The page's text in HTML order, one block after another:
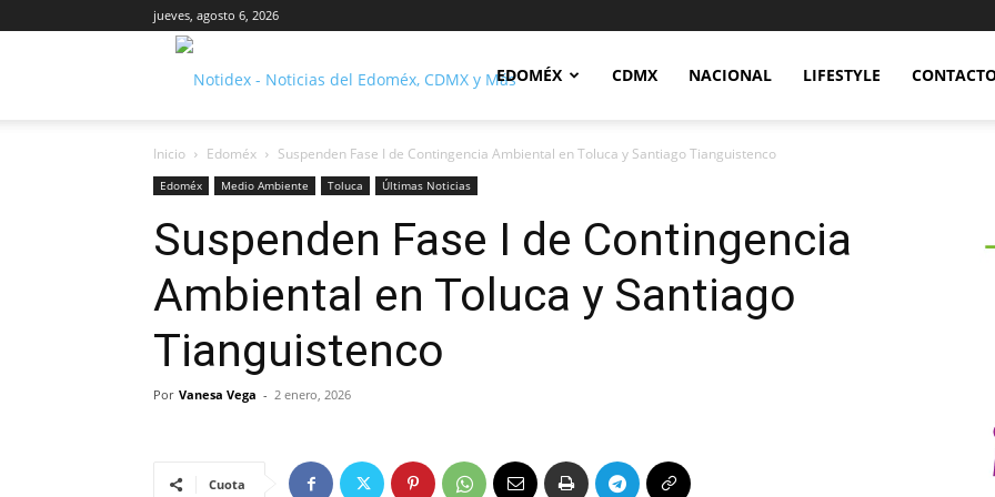
jueves, agosto 6, 2026
Notidex
EDOMÉX CDMX NACIONAL LIFESTYLE
Inicio Edoméx Suspenden Fase I de Contingencia Ambiental en Toluca y Santiago Tianguistenco
Edoméx Medio Ambiente Toluca Últimas Noticias
Suspenden Fase I de Contingencia
Ambiental en Toluca y Santiago
Tianguistenco
Por Vanesa Vega - 2 enero, 2026
Cuota